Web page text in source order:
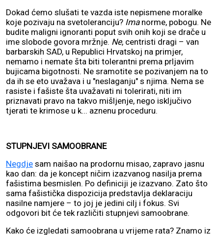
Dokad ćemo slušati te vazda iste nepismene moralke
koje pozivaju na svetoleranciju? Imanorme, pobogu. Ne
budite maligni ignoranti poput svih onih koji se drače u
ime slobode govora mržnje. Ne, centristi dragi – van
barbarskih SAD, u Republici Hrvatskoj na primjer,
nemamo i nemate šta biti tolerantni prema prljavim
bujicama bigotnosti. Ne sramotite se pozivanjem na to
da ih se eto uvažava i u "neslaganju" s njima. Nema se
rasiste i fašiste šta uvažavati ni tolerirati, niti im
priznavati pravo na takvo mišljenje, nego isključivo
tjerati te krimose u k... aznenu proceduru.
STUPNJEVI SAMOOBRANE
Negdje sam naišao na prodornu misao, zapravo jasnu
kao dan: da je koncept ničim izazvanog nasilja prema
fašistima besmislen. Po definiciji je izazvano. Zato što
sama fašistička dispozicija predstavlja deklaraciju
nasilne namjere – to joj je jedini cilj i fokus. Svi
odgovori bit će tek različiti stupnjevi samoobrane.
Kako će izgledati samoobrana u vrijeme rata? Znamo iz